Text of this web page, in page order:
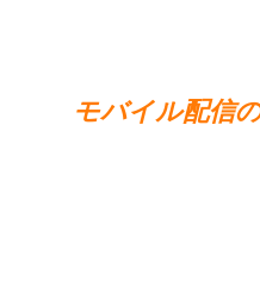
モバイル配信